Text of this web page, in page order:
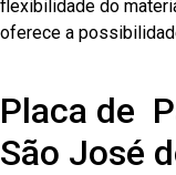
flexibilidade do
oferece a
Placa de
São José